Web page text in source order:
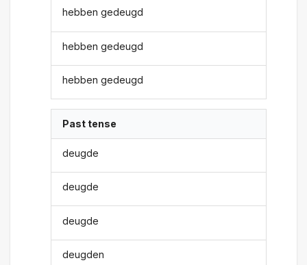
hebben gedeugd
hebben gedeugd
hebben gedeugd
Past tense
deugde
deugde
deugde
deugden